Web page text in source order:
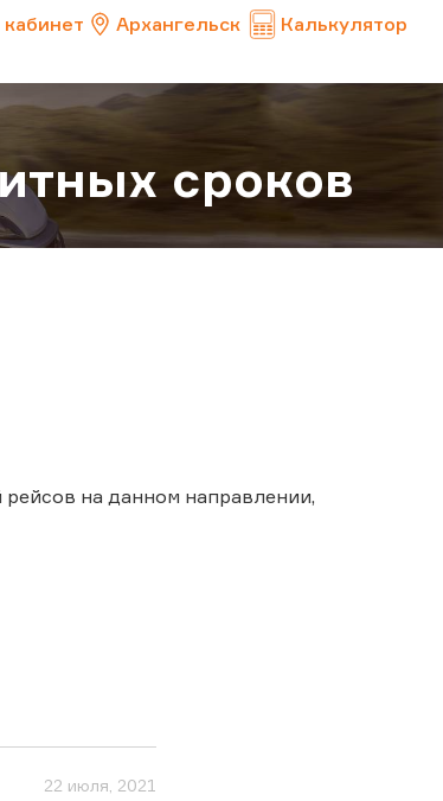
Архангельск Калькулятор
сроков
на данном направлении,
22 июля, 2021